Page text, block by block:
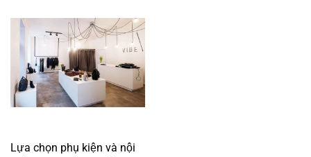
Lựa chọn phụ kiện và nội